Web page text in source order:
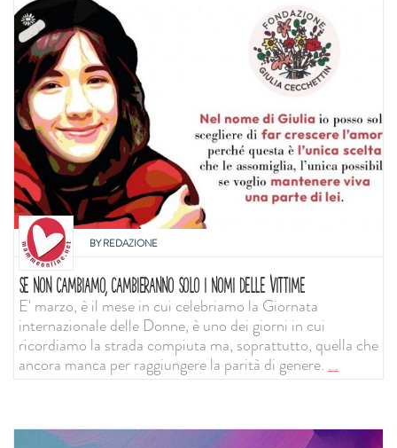
BYREDAZIONE
SE NON CAMBIAMO, CAMBIERANNO SOLO I NOMI DELLE VITTIME
E' marzo, è il mese in cui celebriamo la Giornata
internazionale delle Donne, è uno dei giorni in cui
ricordiamo la strada compiuta ma, soprattutto, quella che
ancora manca per raggiungere la parità di genere. ...